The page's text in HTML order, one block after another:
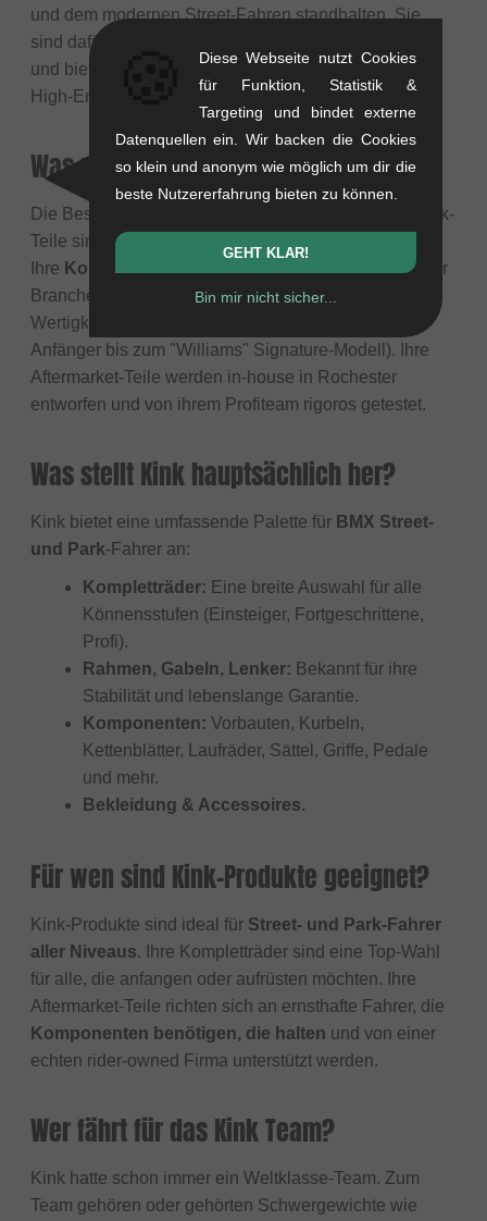
und dem modernen Street-Fahren standhalten. Sie
sind dafür bekannt, hinter ihren Produkten zu stehen
und bieten oft eine
lebenslange Garantie auf ihre
High-End-Rahmen, -Gabeln und -Lenker.
Was macht Kink-Produkte besonders?
Die Besonderheit liegt in ihrem
. Kink-
Teile sind "built for abuse" (für harten Einsatz gebaut).
Ihre Kompletträder
gelten als einige der besten in der
Branche und bieten hervorragende Qualität und
Wertigkeit in jeder Preisklasse (vom "Kicker" für
Anfänger bis zum "Williams" Signature-Modell). Ihre
Aftermarket-Teile werden in-house in Rochester
entworfen und von ihrem Profiteam rigoros getestet.
Was stellt Kink hauptsächlich her?
Kink bietet eine umfassende Palette für BMX Street-
und Park-Fahrer an:
Kompletträder: Eine breite Auswahl für alle
Könnensstufen (Einsteiger, Fortgeschrittene,
Profi).
Rahmen, Gabeln, Lenker: Bekannt für ihre
Stabilität und lebenslange Garantie.
Komponenten: Vorbauten, Kurbeln,
Kettenblätter, Laufräder, Sättel, Griffe, Pedale
und mehr.
Bekleidung & Accessoires.
Für wen sind Kink-Produkte geeignet?
Kink-Produkte sind ideal für Street- und Park-Fahrer
aller Niveaus. Ihre Kompletträder sind eine Top-Wahl
für alle, die anfangen oder aufrüsten möchten. Ihre
Aftermarket-Teile richten sich an ernsthafte Fahrer, die
Komponenten benötigen, die halten und von einer
echten rider-owned Firma unterstützt werden.
Wer fährt für das Kink Team?
Kink hatte schon immer ein Weltklasse-Team. Zum
Team gehören oder gehörten Schwergewichte wie
Diese Webseite nutzt Cookies
für Funktion, Statistik &
Targeting und bindet externe
Datenquellen ein. Wir backen die Cookies
so klein und anonym wie möglich um dir die
beste Nutzererfahrung bieten zu können.
GEHT KLAR!
Bin mir nicht sicher...